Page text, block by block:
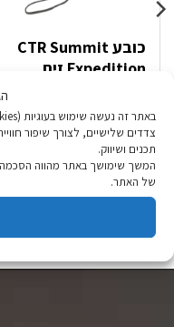
צדדים שלישיים, לצורך שיפור
תכנים ושיווק.
המשך שימושך באתר מהווה הסכמה
של האתר.
כובע CTR Summit
Expedition זית
₪ 149.90
בחר אפשרויות
מספר